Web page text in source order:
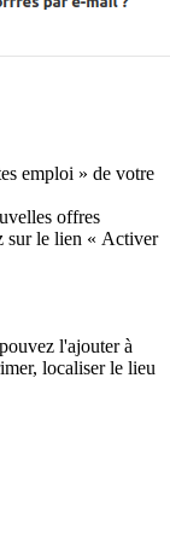
emploi » de votre
offres
sur le lien « Activer
l'ajouter à
localiser le lieu